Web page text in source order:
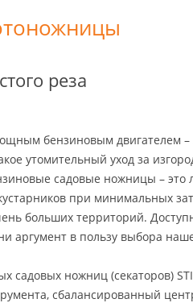
реза
бензиновым двигателем
утомительный уход за
садовые ножницы –
при минимальных
больших территорий.
аргумент в пользу выбора
садовых ножниц (секаторов)
сбалансированный